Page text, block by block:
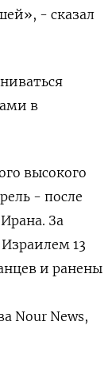
- сказал
в
высокого
- после
За
13
и ранены
Nour News,